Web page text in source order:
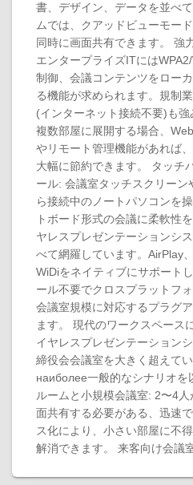
書、デザイン、データを並べ
ムでは、クアッドビューモー
同時に画面共有できます。 強
エンタープライズITには
制御、会議コンテンツをロー
る機能が求められます。規制
(インターネット接続不要)も
複数部屋に展開する場合、
やリモート管理機能があれば
大幅に節約できます。 タッチ
ール: 会議室タッチスクリー
ら接続中のノートパソコンを
トボード形式の会議に柔軟性
ヤレスプレゼンテーションシ
べて網羅しています。AirPlay
WiDiをネイティブにサポート
ール不要でクロスプラットフ
会議室規模に対応するプラグ
ます。 現代のワークスペース
イヤレスプレゼンテーション
締役会会議室を大きく超えて
наиболее一般的なシナリオを
ルームと小規模会議室: 2〜4
面共有する必要がある、迅速
ス化により、小さい部屋に不
解消できます。 来客向け会議